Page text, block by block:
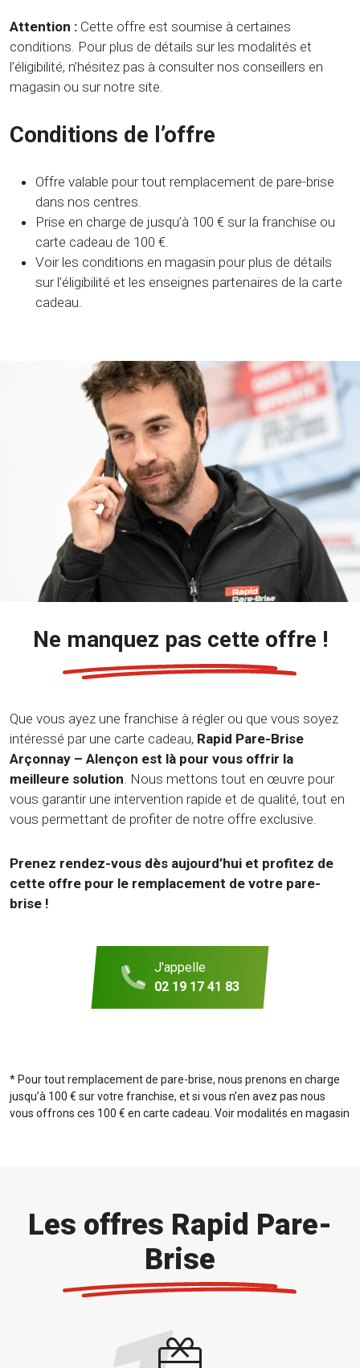
Attention : Cette offre est soumise à certaines
conditions. Pour plus de détails sur les modalités et
l’éligibilité, n’hésitez pas à consulter nos conseillers en
magasin ou sur notre site.
Conditions de l’offre
Offre valable pour tout remplacement de pare-brise
dans nos centres.
Prise en charge de jusqu’à 100 € sur la franchise ou
carte cadeau de 100 €.
Voir les conditions en magasin pour plus de détails
sur l’éligibilité et les enseignes partenaires de la carte
cadeau.
Ne manquez pas cette offre !
Que vous ayez une franchise à régler ou que vous soyez
intéressé par une carte cadeau, Rapid Pare-Brise
Arçonnay – Alençon est là pour vous offrir la
meilleure solution. Nous mettons tout en œuvre pour
vous garantir une intervention rapide et de qualité, tout en
vous permettant de profiter de notre offre exclusive.
Prenez rendez-vous dès aujourd’hui et profitez de
cette offre pour le remplacement de votre pare-
brise !
J'appelle
02 19 17 41 83
* Pour tout remplacement de pare-brise, nous prenons en charge
jusqu’à 100 € sur votre franchise, et si vous n’en avez pas nous
vous offrons ces 100 € en carte cadeau. Voir modalités en magasin
Les offres Rapid Pare-
Brise